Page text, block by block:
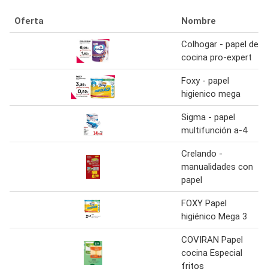
Oferta Nombre
Colhogar - papel de
cocina pro-expert
Foxy - papel
higienico mega
Sigma - papel
multifunción a-4
Crelando -
manualidades con
papel
FOXY Papel
higiénico Mega 3
COVIRAN Papel
cocina Especial
fritos